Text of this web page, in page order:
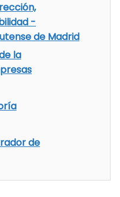
-
de Madrid
la
de